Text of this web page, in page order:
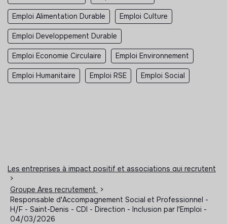
Emploi Alimentation Durable Emploi Culture
Emploi Developpement Durable
Emploi Economie Circulaire Emploi Environnement
Emploi Humanitaire Emploi RSE Emploi Social
Les entreprises à impact positif et associations qui recrutent
>
Groupe Ares recrutement
>
Responsable d'Accompagnement Social et Professionnel -
H/F - Saint-Denis - CDI - Direction - Inclusion par l'Emploi -
04/03/2026